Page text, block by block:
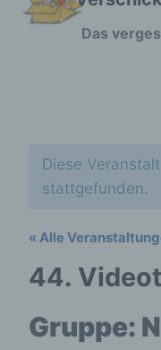
Zum
Das
Diese
stattgefunden.
« Alle
44.